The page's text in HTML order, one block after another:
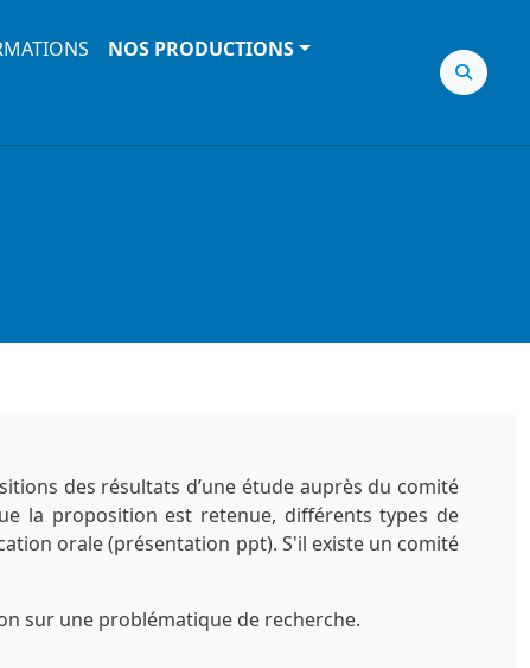
NOS PRODUCTIONS
des résultats d’une étude auprès du comité
la proposition est retenue, différents types de
orale (présentation ppt). S'il existe un comité
sur une problématique de recherche.